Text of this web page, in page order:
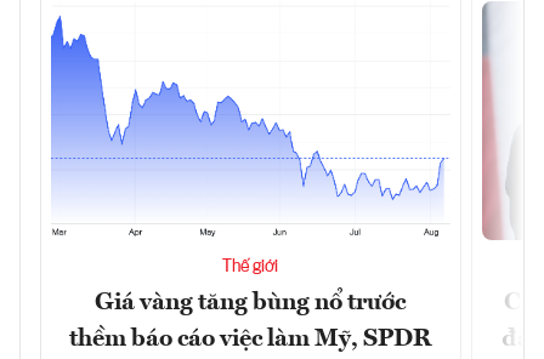
Thế giới
Giá vàng tăng bùng nổ trước
thềm báo cáo việc làm Mỹ, SPDR
đã